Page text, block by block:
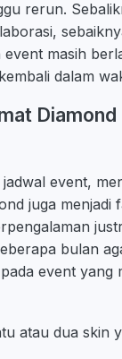
rerun.
event masih
dalam
event,
juga menjadi
bulan
event yang
atau dua skin